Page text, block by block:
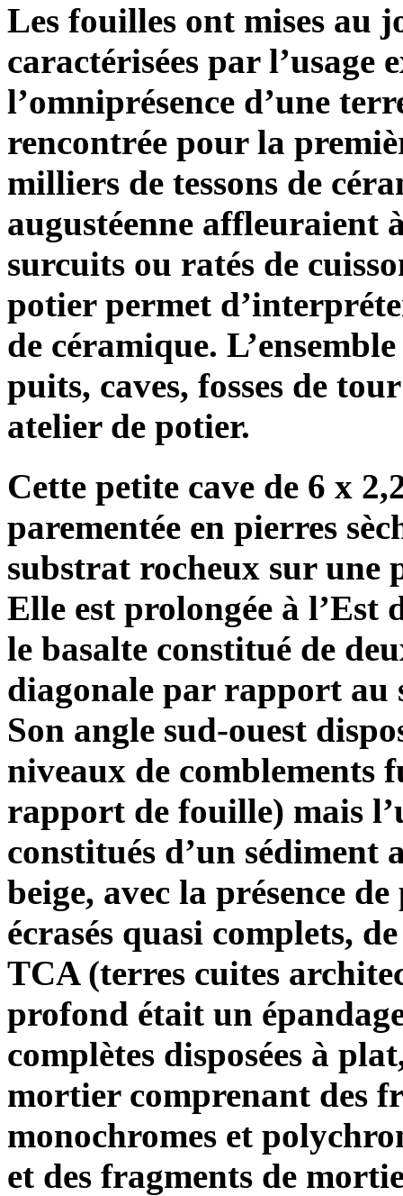
Les fouilles ont mises au
caractérisées par l’usage
l’omniprésence d’une
rencontrée pour la
milliers de tessons de
augustéenne affleuraient
surcuits ou ratés de
potier permet
de céramique.
puits, caves, fosses de
atelier de potier.
Cette petite cave de 6 x
parementée en pierres
substrat rocheux sur une
Elle est prolongée à l’Est
le basalte constitué de
diagonale par rapport au
Son angle sud-ouest
niveaux de comblements
rapport de fouille) mais
constitués d’un
beige, avec la présence
écrasés quasi complets,
TCA (terres cuites
profond était un
complètes disposées à
mortier comprenant des
monochromes et
et des fragments de